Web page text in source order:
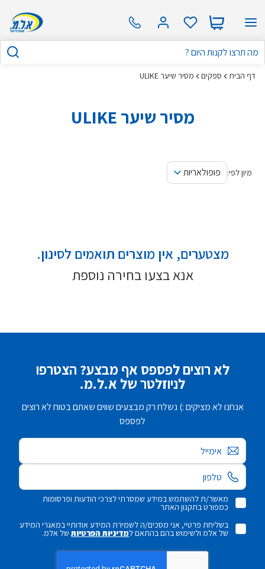
דף הבית ספקים מסיר שיער ULIKE
מסיר שיער ULIKE
מיון לפי: פופולאריות
מצטערים, אין מוצרים תואמים לסינון.
אנא בצעו בחירה נוספת
לא רוצים לפספס אף מבצע? הצטרפו
לניוזלטר של א.ל.מ.
אנחנו לא מציקים :) נשלח רק מבצעים שווים שאתם בטוח לא רוצים
לפספס
אימייל
מאשר/ת להשתמש במידע שמסרתי לצרכי הודעות ופרסומות
כמפורט בתקנון האתר
בשליחת פרטיי, אני מסכים/ה לשמירת המידע אודותיי במאגרי המידע
של אלמ ולשימוש בהם בהתאם למדיניות הפרטיותשל אלמ.